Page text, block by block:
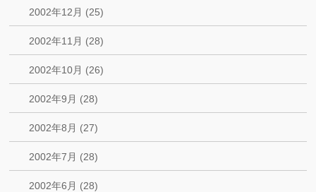
2002年12月 (25)
2002年11月 (28)
2002年10月 (26)
2002年9月 (28)
2002年8月 (27)
2002年7月 (28)
2002年6月 (28)